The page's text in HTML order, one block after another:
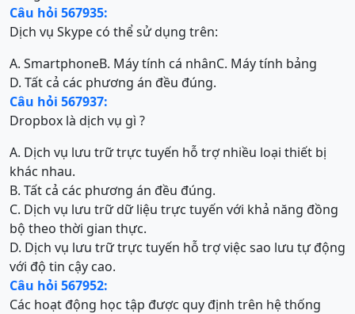
Câu hỏi 567935:
Dịch vụ Skype có thể sử dụng trên:
A. SmartphoneB. Máy tính cá nhânC. Máy tính bảng
D. Tất cả các phương án đều đúng.
Câu hỏi 567937:
Dropbox là dịch vụ gì ?
A. Dịch vụ lưu trữ trực tuyến hỗ trợ nhiều loại thiết bị
khác nhau.
B. Tất cả các phương án đều đúng.
C. Dịch vụ lưu trữ dữ liệu trực tuyến với khả năng đồng
bộ theo thời gian thực.
D. Dịch vụ lưu trữ trực tuyến hỗ trợ việc sao lưu tự động
với độ tin cậy cao.
Câu hỏi 567952:
Các hoạt động học tập được quy định trên hệ thống